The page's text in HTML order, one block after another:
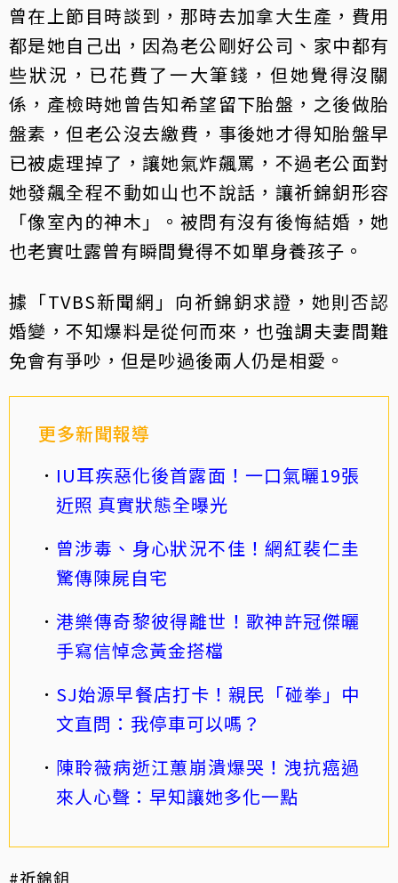
曾在上節目時談到，那時去加拿大生產，費用
都是她自己出，因為老公剛好公司、家中都有
些狀況，已花費了一大筆錢，但她覺得沒關
係，產檢時她曾告知希望留下胎盤，之後做胎
盤素，但老公沒去繳費，事後她才得知胎盤早
已被處理掉了，讓她氣炸飆罵，不過老公面對
她發飆全程不動如山也不說話，讓祈錦鈅形容
「像室內的神木」。被問有沒有後悔結婚，她
也老實吐露曾有瞬間覺得不如單身養孩子。
據「TVBS新聞網」向祈錦鈅求證，她則否認
婚變，不知爆料是從何而來，也強調夫妻間難
免會有爭吵，但是吵過後兩人仍是相愛。
更多新聞報導
IU耳疾惡化後首露面！一口氣曬19張
近照 真實狀態全曝光
曾涉毒、身心狀況不佳！網紅裴仁圭
驚傳陳屍自宅
港樂傳奇黎彼得離世！歌神許冠傑曬
手寫信悼念黃金搭檔
SJ始源早餐店打卡！親民「碰拳」中
文直問：我停車可以嗎？
陳聆薇病逝江蕙崩潰爆哭！洩抗癌過
來人心聲：早知讓她多化一點
#祈錦鈅